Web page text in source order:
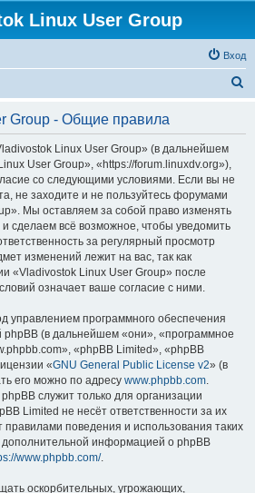
Linux User Group
Вход
Group - Общие правила
Linux User Group» (в дальнейшем
User Group», «https://forum.linuxdv.org»),
со следующими условиями. Если вы не
не заходите и не пользуйтесь форумами
Мы оставляем за собой право изменять
сделаем всё возможное, чтобы уведомить
за регулярный просмотр
изменений лежит на вас, так как
«Vladivostok Linux User Group» после
означает ваше согласие с ними.
программного обеспечения
(в дальнейшем «они», «программное
«phpBB Limited», «phpBB
«GNU General Public License v2» (в
его можно по адресу www.phpbb.com.
служит только для организации
Limited не несёт ответственности за их
поведения и использования таких
информацией о phpBB
www.phpbb.com/.
оскорбительных, угрожающих,